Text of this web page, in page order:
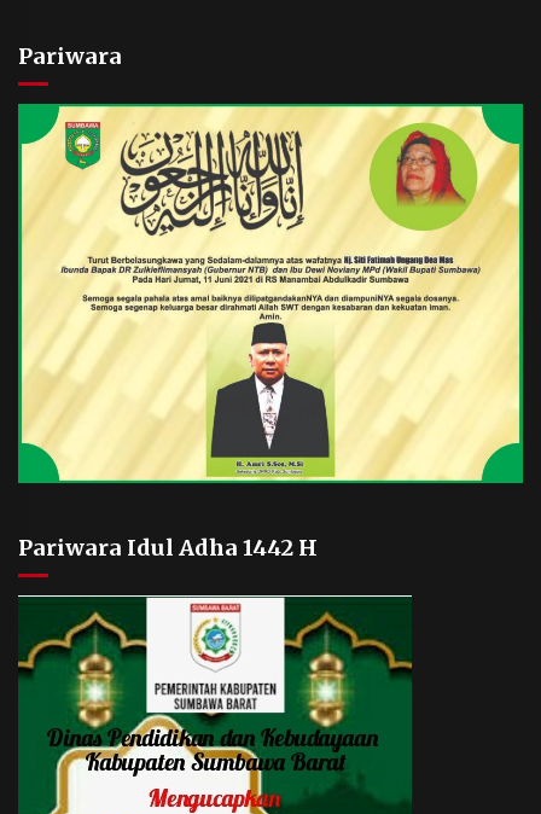
Pariwara
Pariwara Idul Adha 1442 H